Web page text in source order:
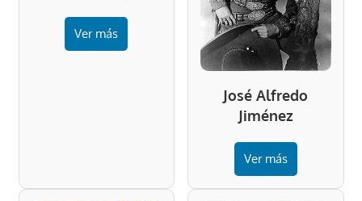
Ver más
José Alfredo
Jiménez
Ver más